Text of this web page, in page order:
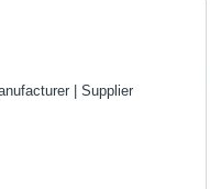
| Supplier